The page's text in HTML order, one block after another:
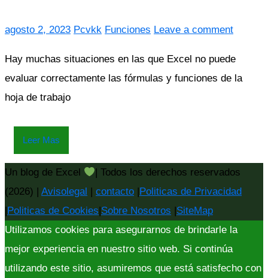
agosto 2, 2023 Pcvkk Funciones Leave a comment
Hay muchas situaciones en las que Excel no puede
evaluar correctamente las fórmulas y funciones de la
hoja de trabajo
Leer Mas
Un blog de Excel
| Todos los derechos reservados
(2026) | Avisolegal | contacto |Politicas de Privacidad
|Politicas de Cookies|Sobre Nosotros |SiteMap
Utilizamos cookies para asegurarnos de brindarle la
mejor experiencia en nuestro sitio web. Si continúa
utilizando este sitio, asumiremos que está satisfecho con